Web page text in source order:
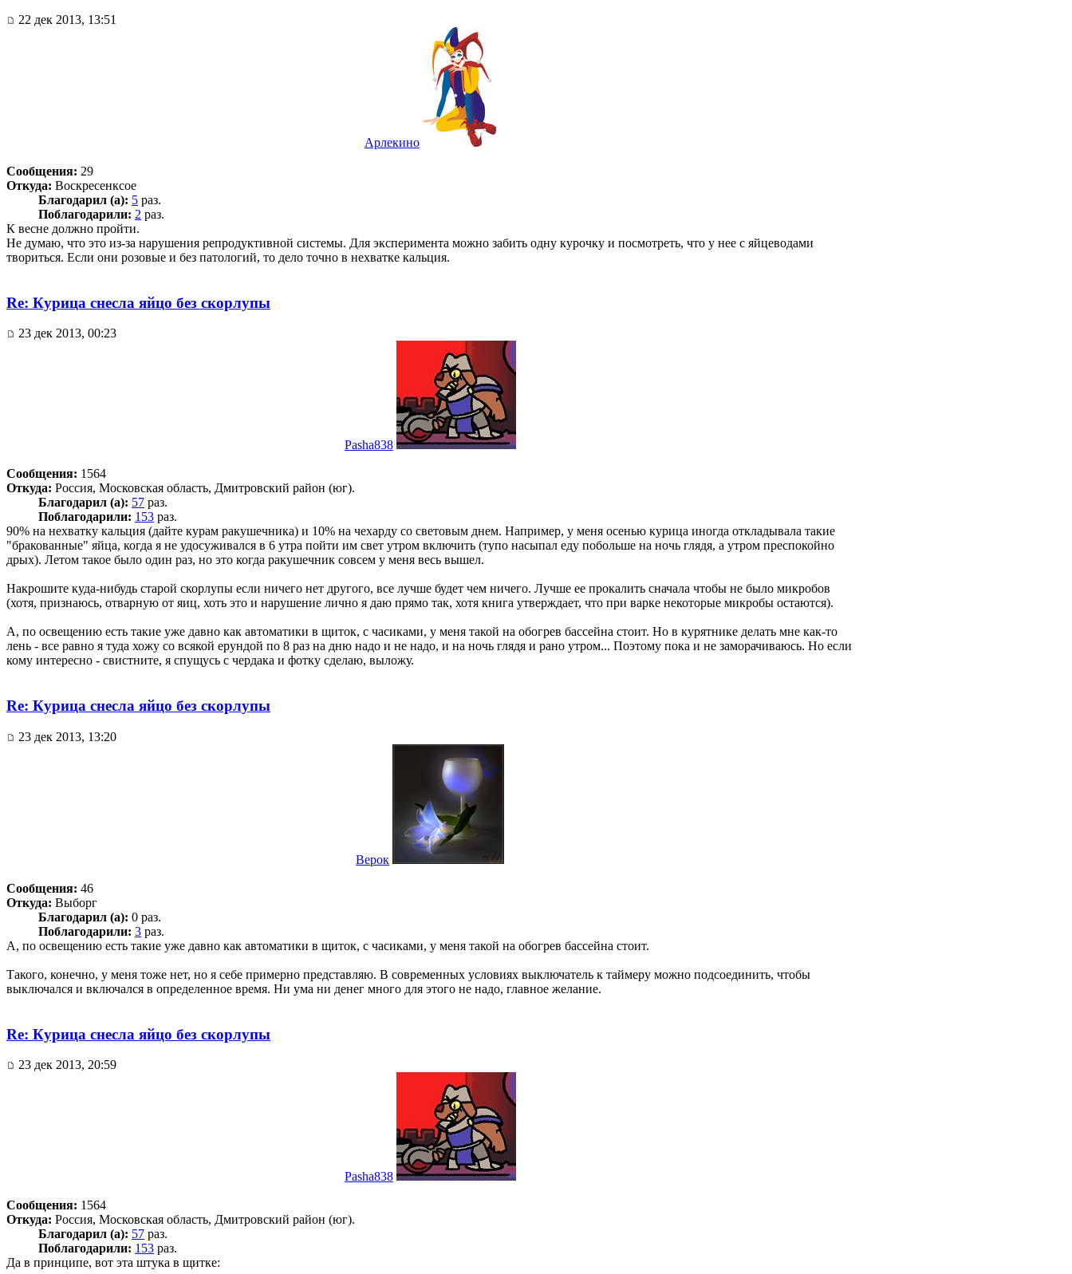
22 дек 2013, 13:51
Арлекино
Сообщения: 29
Откуда: Воскресенксое
Благодарил (а): 5 раз.
Поблагодарили: 2 раз.
К весне должно пройти.
Не думаю, что это из-за нарушения репродуктивной системы. Для эксперимента можно забить одну курочку и посмотреть, что у нее с яйцеводами
твориться. Если они розовые и без патологий, то дело точно в нехватке кальция.
Re: Курица снесла яйцо без скорлупы
23 дек 2013, 00:23
Pasha838
Сообщения: 1564
Откуда: Россия, Московская область, Дмитровский район (юг).
Благодарил (а): 57 раз.
Поблагодарили: 153 раз.
90% на нехватку кальция (дайте курам ракушечника) и 10% на чехарду со световым днем. Например, у меня осенью курица иногда откладывала такие
"бракованные" яйца, когда я не удосуживался в 6 утра пойти им свет утром включить (тупо насыпал еду побольше на ночь глядя, а утром преспокойно
дрых). Летом такое было один раз, но это когда ракушечник совсем у меня весь вышел.
Накрошите куда-нибудь старой скорлупы если ничего нет другого, все лучше будет чем ничего. Лучше ее прокалить сначала чтобы не было микробов
(хотя, признаюсь, отварную от яиц, хоть это и нарушение лично я даю прямо так, хотя книга утверждает, что при варке некоторые микробы остаются).
А, по освещению есть такие уже давно как автоматики в щиток, с часиками, у меня такой на обогрев бассейна стоит. Но в курятнике делать мне как-то
лень - все равно я туда хожу со всякой ерундой по 8 раз на дню надо и не надо, и на ночь глядя и рано утром... Поэтому пока и не заморачиваюсь. Но если
кому интересно - свистните, я спущусь с чердака и фотку сделаю, выложу.
Re: Курица снесла яйцо без скорлупы
23 дек 2013, 13:20
Верок
Сообщения: 46
Откуда: Выборг
Благодарил (а): 0 раз.
Поблагодарили: 3 раз.
А, по освещению есть такие уже давно как автоматики в щиток, с часиками, у меня такой на обогрев бассейна стоит.
Такого, конечно, у меня тоже нет, но я себе примерно представляю. В современных условиях выключатель к таймеру можно подсоединить, чтобы
выключался и включался в определенное время. Ни ума ни денег много для этого не надо, главное желание.
Re: Курица снесла яйцо без скорлупы
23 дек 2013, 20:59
Pasha838
Сообщения: 1564
Откуда: Россия, Московская область, Дмитровский район (юг).
Благодарил (а): 57 раз.
Поблагодарили: 153 раз.
Да в принципе, вот эта штука в щитке: